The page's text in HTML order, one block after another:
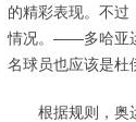
的精彩表现。不过
情况。——多哈亚
名球员也应该是杜
根据规则，奥运